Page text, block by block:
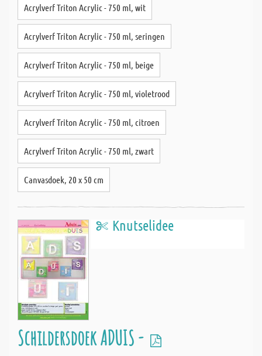
Acrylverf Triton Acrylic - 750 ml, wit
Acrylverf Triton Acrylic - 750 ml, seringen
Acrylverf Triton Acrylic - 750 ml, beige
Acrylverf Triton Acrylic - 750 ml, violetrood
Acrylverf Triton Acrylic - 750 ml, citroen
Acrylverf Triton Acrylic - 750 ml, zwart
Canvasdoek, 20 x 50 cm
Knutselidee
Schildersdoek ADUIS -